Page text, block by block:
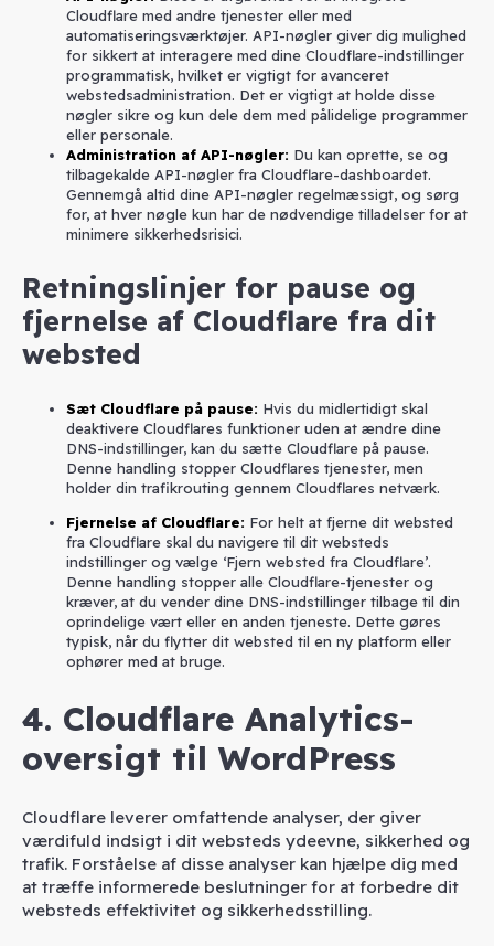
Cloudflare med andre tjenester eller med
automatiseringsværktøjer. API-nøgler giver dig mulighed
for sikkert at interagere med dine Cloudflare-indstillinger
programmatisk, hvilket er vigtigt for avanceret
webstedsadministration. Det er vigtigt at holde disse
nøgler sikre og kun dele dem med pålidelige programmer
eller personale.
Administration af API-nøgler: Du kan oprette, se og
tilbagekalde API-nøgler fra Cloudflare-dashboardet.
Gennemgå altid dine API-nøgler regelmæssigt, og sørg
for, at hver nøgle kun har de nødvendige tilladelser for at
minimere sikkerhedsrisici.
Retningslinjer for pause og
fjernelse af Cloudflare fra dit
websted
Sæt Cloudflare på pause: Hvis du midlertidigt skal
deaktivere Cloudflares funktioner uden at ændre dine
DNS-indstillinger, kan du sætte Cloudflare på pause.
Denne handling stopper Cloudflares tjenester, men
holder din trafikrouting gennem Cloudflares netværk.
Fjernelse af Cloudflare: For helt at fjerne dit websted
fra Cloudflare skal du navigere til dit websteds
indstillinger og vælge ‘Fjern websted fra Cloudflare’.
Denne handling stopper alle Cloudflare-tjenester og
kræver, at du vender dine DNS-indstillinger tilbage til din
oprindelige vært eller en anden tjeneste. Dette gøres
typisk, når du flytter dit websted til en ny platform eller
ophører med at bruge.
4. Cloudflare Analytics-
oversigt til WordPress
Cloudflare leverer omfattende analyser, der giver
værdifuld indsigt i dit websteds ydeevne, sikkerhed og
trafik. Forståelse af disse analyser kan hjælpe dig med
at træffe informerede beslutninger for at forbedre dit
websteds effektivitet og sikkerhedsstilling.